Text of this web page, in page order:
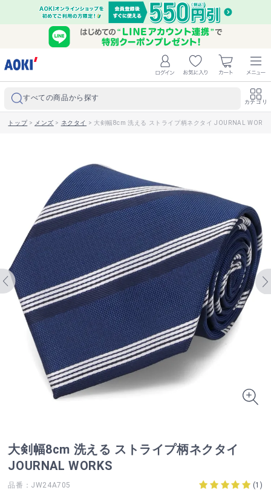
すべての商品から探す カテゴリ
トップ> メンズ > ネクタイ > 大剣幅8cm 洗える ストライプ柄ネクタイ JOURNAL WORKS
大剣幅8cm 洗える ストライプ柄ネクタイ
JOURNAL WORKS
品番：JW24A705 (1 )